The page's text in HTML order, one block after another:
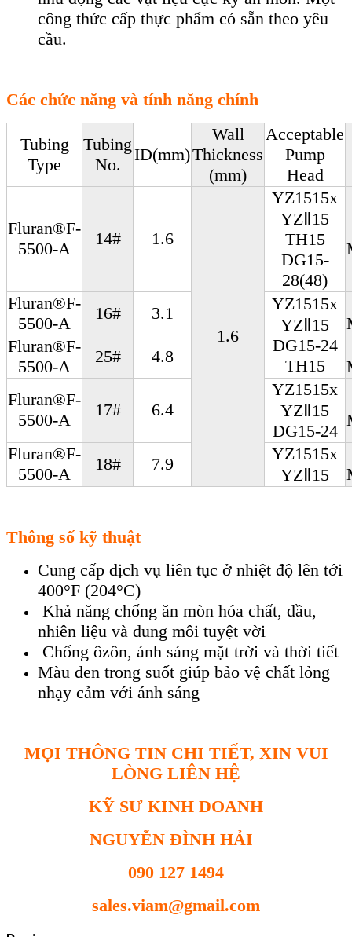
công thức cấp thực phẩm có sẵn theo yêu
cầu.
Các chức năng và tính năng chính
Tubing
Type
Tubing
No.
ID(mm)
Wall
Thickness
(mm)
Acceptable
Pump
Head
Fluran®F-
5500-A
14# 1.6
1.6
YZ1515x
YZⅡ15
TH15
DG15-
28(48)
Fluran®F-
5500-A
16# 3.1
YZ1515x
YZⅡ15
DG15-24
TH15
Fluran®F-
5500-A
25# 4.8
Fluran®F-
5500-A
17# 6.4
YZ1515x
YZⅡ15
DG15-24
Fluran®F-
5500-A
18# 7.9
YZ1515x
YZⅡ15
Thông số kỹ thuật
Cung cấp dịch vụ liên tục ở nhiệt độ lên tới
400°F (204°C)
Khả năng chống ăn mòn hóa chất, dầu,
nhiên liệu và dung môi tuyệt vời
Chống ôzôn, ánh sáng mặt trời và thời tiết
Màu đen trong suốt giúp bảo vệ chất lỏng
nhạy cảm với ánh sáng
MỌI THÔNG TIN CHI TIẾT, XIN VUI
LÒNG LIÊN HỆ
KỸ SƯ KINH DOANH
NGUYỄN ĐÌNH HẢI
090 127 1494
sales.viam@gmail.com